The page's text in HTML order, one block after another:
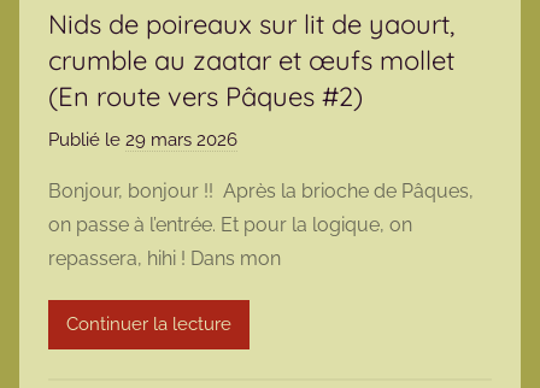
Nids de poireaux sur lit de yaourt,
crumble au zaatar et œufs mollet
(En route vers Pâques #2)
Publié le 29 mars 2026
r
m
a
r
Bonjour, bonjour !! Après la brioche de Pâques,
on passe à l’entrée. Et pour la logique, on
repassera, hihi ! Dans mon
Continuer la lecture